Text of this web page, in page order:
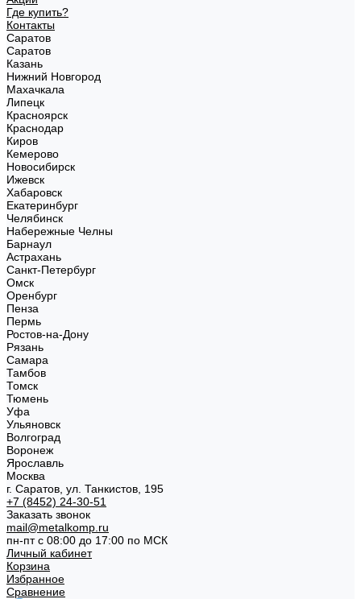
Где купить?
Контакты
Саратов
Саратов
Казань
Нижний Новгород
Махачкала
Липецк
Красноярск
Краснодар
Киров
Кемерово
Новосибирск
Ижевск
Хабаровск
Екатеринбург
Челябинск
Набережные Челны
Барнаул
Астрахань
Санкт-Петербург
Омск
Оренбург
Пенза
Пермь
Ростов-на-Дону
Рязань
Самара
Тамбов
Томск
Тюмень
Уфа
Ульяновск
Волгоград
Воронеж
Ярославль
Москва
г. Саратов, ул. Танкистов, 195
+7 (8452) 24-30-51
Заказать звонок
mail@metalkomp.ru
пн-пт с 08:00 до 17:00 по МСК
Личный кабинет
Корзина
Избранное
Сравнение